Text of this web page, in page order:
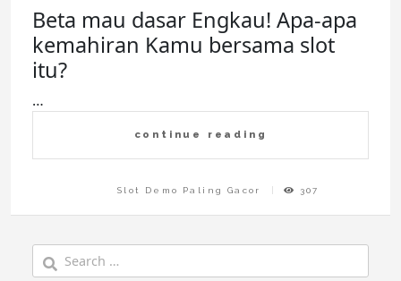
Beta mau dasar Engkau! Apa-apa
kemahiran Kamu bersama slot
itu?
…
continue reading
Slot Demo Paling Gacor 307
for: